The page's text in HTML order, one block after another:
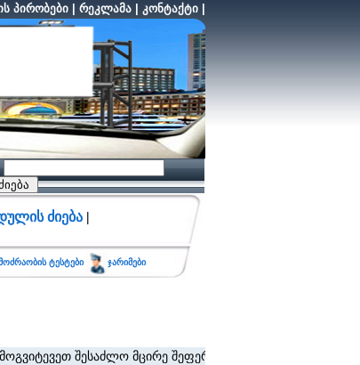
პირობები რეკლამა კონტაქტი
ძიება |
ტესტები ჯარიმები
შესაძლო მცირე შეფერხებისთვის. (შეზღუდვა არ